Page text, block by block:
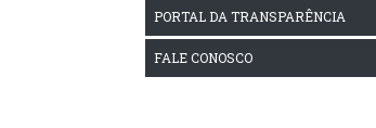
PORTAL DA TRANSPARÊNCIA
FALE CONOSCO